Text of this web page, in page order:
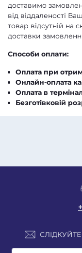
доставимо
від віддаленості
товар відсутній на
доставки
Способи оплати:
Оплата при
Онлайн-оплата
Оплата в
Безготівковій